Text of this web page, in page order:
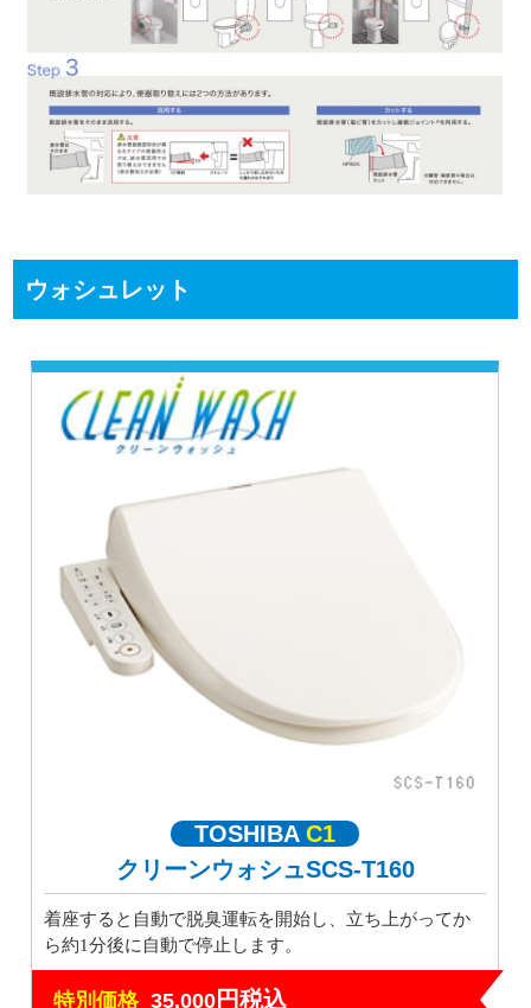
ウォシュレット
TOSHIBAC1
クリーンウォシュSCS-T160
着座すると自動で脱臭運転を開始し、立ち上がってか
ら約1分後に自動で停止します。
特別価格 35,000 円税込